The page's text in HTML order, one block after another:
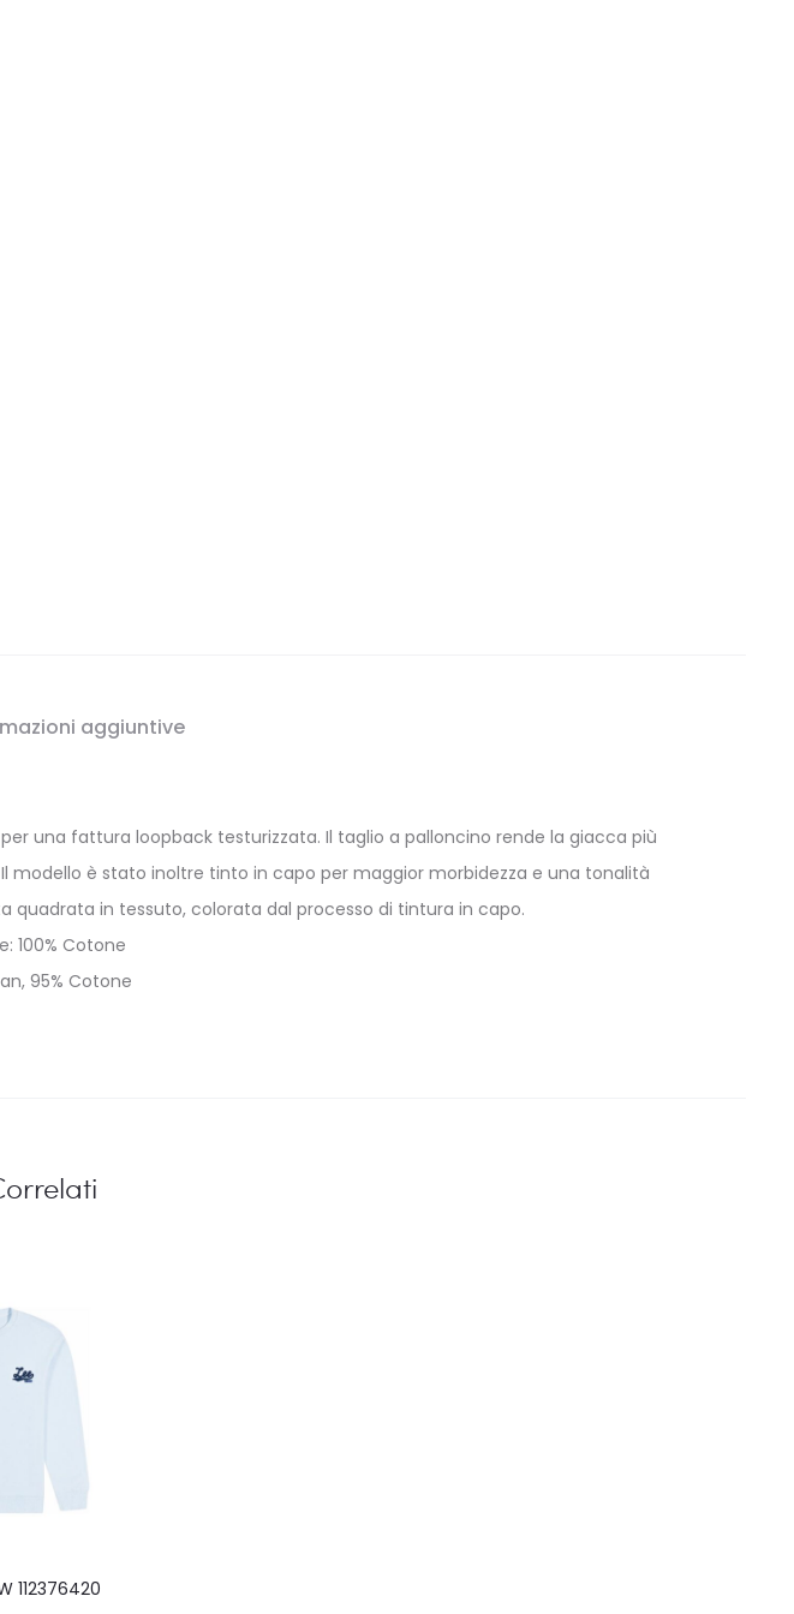
aggiuntive
una fattura loopback testurizzata. Il taglio a palloncino rende la giacca più
è stato inoltre tinto in capo per maggior morbidezza e una tonalità
quadrata in tessuto, colorata dal processo di tintura in capo.
100% Cotone
95% Cotone
112376420